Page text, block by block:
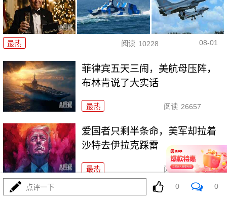
最热 阅读 10228 08-01
菲律宾五天三闹，美航母压阵，
布林肯说了大实话
最热 阅读 26657
爱国者只剩半条命，美军却拉着
沙特去伊拉克踩雷
最热 阅读 11745
歼-36五架原型机轮番上天，美F-
点评一下 0 0